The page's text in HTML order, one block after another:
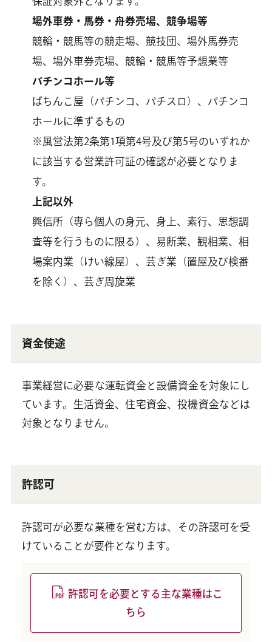
場外車券・馬券・舟券売場、競争場等
競輪・競馬等の競走場、競技団、場外馬券売
場、場外車券売場、競輪・競馬等予想業等
パチンコホール等
ぱちんこ屋（パチンコ、パチスロ）、パチンコ
ホールに準ずるもの
※風営法第2条第1項第4号及び第5号のいずれか
に該当する営業許可証の確認が必要となりま
す。
上記以外
興信所（専ら個人の身元、身上、素行、思想調
査等を行うものに限る）、易断業、観相業、相
場案内業（けい線屋）、芸ぎ業（置屋及び検番
を除く）、芸ぎ周旋業
資金使途
事業経営に必要な運転資金と設備資金を対象にし
ています。生活資金、住宅資金、投機資金などは
対象となりません。
許認可
許認可が必要な業種を営む方は、その許認可を受
けていることが要件となります。
許認可を必要とする主な業種はこ
ちら